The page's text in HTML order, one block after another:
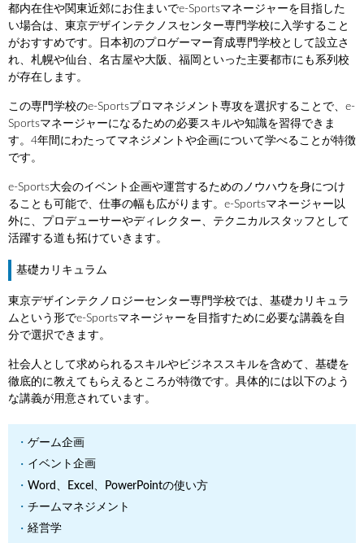
都内在住や関東近郊にお住まいでe-Sportsマネージャーを目指した
い場合は、東京デザインテクノスセンター専門学校に入学すること
がおすすめです。日本初のプロゲーマー育成専門学校として設立さ
れ、札幌や仙台、名古屋や大阪、福岡といった主要都市にも系列校
が存在します。
この専門学校のe-Sportsプロマネジメント専攻を選択することで、e-
Sportsマネージャーになるための必要スキルや知識を習得できま
す。4年間にわたってマネジメントや企画について学べることが特徴
です。
e-Sports大会のイベント企画や運営するためのノウハウを身につけ
ることも可能で、仕事の幅も広がります。e-Sportsマネージャー以
外に、プロデューサーやディレクター、テクニカルスタッフとして
活躍する道も拓けていきます。
基礎カリキュラム
東京デザインテクノロジーセンター専門学校では、基礎カリキュラ
ムという形でe-Sportsマネージャーを目指すために必要な講義を自
分で選択できます。
社会人として求められるスキルやビジネススキルを含めて、基礎を
徹底的に教えてもらえるところが特徴です。具体的には以下のよう
な講義が用意されています。
ゲーム企画
イベント企画
Word、Excel、PowerPointの使い方
チームマネジメント
経営学